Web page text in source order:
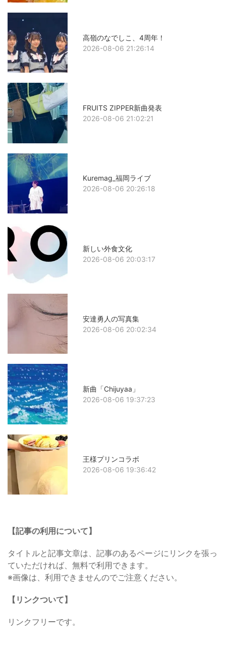
高嶺のなでしこ、4周年！
2026-08-06 21:26:14
FRUITS ZIPPER新曲発表
2026-08-06 21:02:21
Kuremag_福岡ライブ
2026-08-06 20:26:18
新しい外食文化
2026-08-06 20:03:17
安達勇人の写真集
2026-08-06 20:02:34
新曲「Chijuyaa」
2026-08-06 19:37:23
王様プリンコラボ
2026-08-06 19:36:42
【記事の利用について】
タイトルと記事文章は、記事のあるページにリンクを張っ
ていただければ、無料で利用できます。
※画像は、利用できませんのでご注意ください。
【リンクついて】
リンクフリーです。